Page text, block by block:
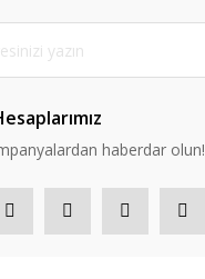
haberdar olun!